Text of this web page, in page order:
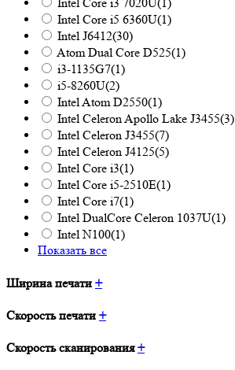
Intel Core i3 7020U(1)
Intel Core i5 6360U(1)
Intel J6412(30)
Atom Dual Core D525(1)
i3-1135G7(1)
i5-8260U(2)
Intel Atom D2550(1)
Intel Celeron Apollo Lake J3455(3)
Intel Celeron J3455(7)
Intel Celeron J4125(5)
Intel Core i3(1)
Intel Core i5-2510E(1)
Intel Core i7(1)
Intel DualCore Celeron 1037U(1)
Intel N100(1)
Показать все
Ширина печати +
Скорость печати +
Скорость сканирования+